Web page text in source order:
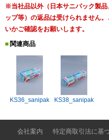
※当社品以外（日本サニパック製
ップ等）の返品は受けられません
いかご確認をお願いします。
関連商品
KS36_sanipak KS38_sanipak
会社案内 特定商取引法に基